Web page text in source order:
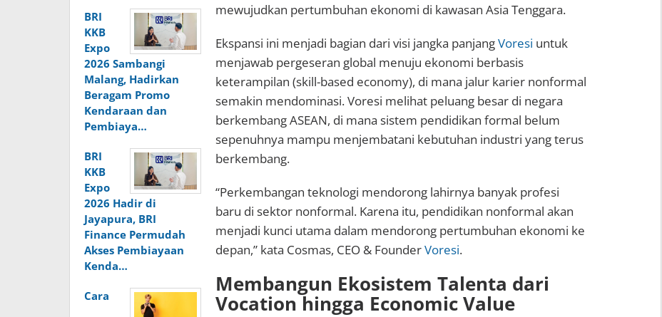
BRI
KKB
Expo
2026 Sambangi
Malang, Hadirkan
Beragam Promo
Kendaraan dan
Pembiaya…
BRI
KKB
Expo
2026 Hadir di
Jayapura, BRI
Finance Permudah
Akses Pembiayaan
Kenda…
Cara
mewujudkan pertumbuhan ekonomi di kawasan Asia Tenggara.
Ekspansi ini menjadi bagian dari visi jangka panjangVoresi untuk
menjawab pergeseran global menuju ekonomi berbasis
keterampilan (skill-based economy), di mana jalur karier nonformal
semakin mendominasi. Voresi melihat peluang besar di negara
berkembang ASEAN, di mana sistem pendidikan formal belum
sepenuhnya mampu menjembatani kebutuhan industri yang terus
berkembang.
“Perkembangan teknologi mendorong lahirnya banyak profesi
baru di sektor nonformal. Karena itu, pendidikan nonformal akan
menjadi kunci utama dalam mendorong pertumbuhan ekonomi ke
depan,” kata Cosmas, CEO & FounderVoresi.
Membangun Ekosistem Talenta dari
Vocation hingga Economic Value